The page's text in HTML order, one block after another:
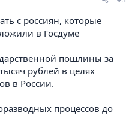
с россиян, которые
в Госдуме
пошлины за
рублей в целях
в России.
процессов до